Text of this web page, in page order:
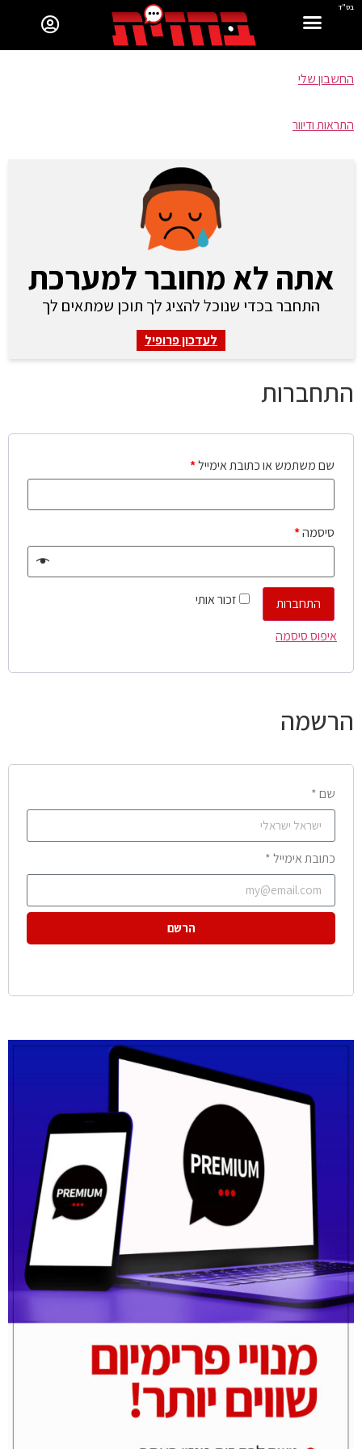
בס"ד
החשבון שלי
התראות ודיוור
אתה לא מחובר למערכת
התחבר בכדי שנוכל להציג לך תוכן שמתאים לך
לעדכון פרופיל
התחברות
שם משתמש או כתובת אימייל*
סיסמה*
זכור אותי
התחברות
איפוס סיסמה
הרשמה
שם *
כתובת אימייל *
הרשם